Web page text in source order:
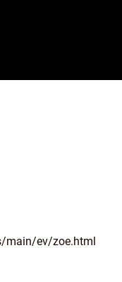
main/ev/zoe.html